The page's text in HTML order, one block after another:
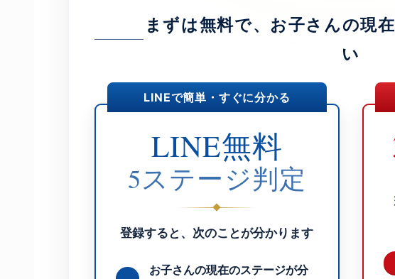
まずは無料で、お子さんの現
い
LINEで簡単・すぐに分かる
LINE無料
5ステージ判定
登録すると、次のことが分かります
お子さんの現在のステージが分